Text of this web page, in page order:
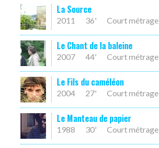
La Source
2011 36' Court métrage
Le Chant de la baleine
2007 44' Court métrage
Le Fils du caméléon
2004 27' Court métrage
Le Manteau de papier
1988 30' Court métrage